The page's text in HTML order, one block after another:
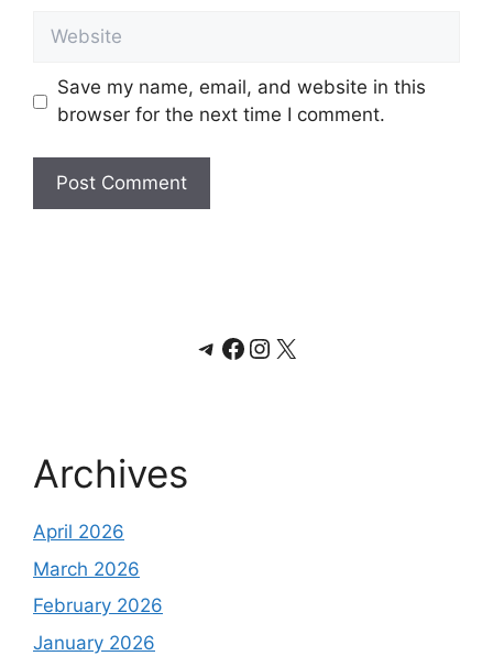
Website
Save my name, email, and website in this
browser for the next time I comment.
Telegram
Facebook
Instagram
X
Archives
April 2026
March 2026
February 2026
January 2026